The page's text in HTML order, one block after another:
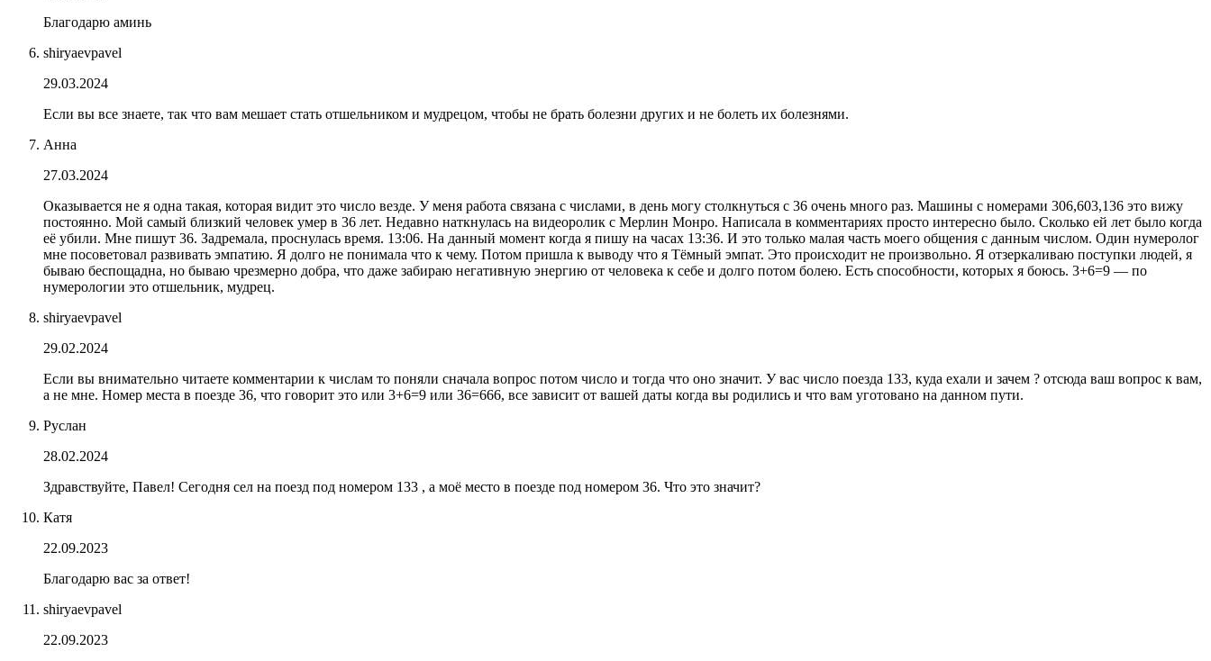
Благодарю аминь
shiryaevpavel
29.03.2024
Если вы все знаете, так что вам мешает стать отшельником и мудрецом, чтобы не брать болезни других и не болеть их болезнями.
Анна
27.03.2024
Оказывается не я одна такая, которая видит это число везде. У меня работа связана с числами, в день могу столкнуться с 36 очень много раз. Машины с номерами 306,603,136 это вижу
постоянно. Мой самый близкий человек умер в 36 лет. Недавно наткнулась на видеоролик с Мерлин Монро. Написала в комментариях просто интересно было. Сколько ей лет было когда
её убили. Мне пишут 36. Задремала, проснулась время. 13:06. На данный момент когда я пишу на часах 13:36. И это только малая часть моего общения с данным числом. Один нумеролог
мне посоветовал развивать эмпатию. Я долго не понимала что к чему. Потом пришла к выводу что я Тёмный эмпат. Это происходит не произвольно. Я отзеркаливаю поступки людей, я
бываю беспощадна, но бываю чрезмерно добра, что даже забираю негативную энергию от человека к себе и долго потом болею. Есть способности, которых я боюсь. 3+6=9 — по
нумерологии это отшельник, мудрец.
shiryaevpavel
29.02.2024
Если вы внимательно читаете комментарии к числам то поняли сначала вопрос потом число и тогда что оно значит. У вас число поезда 133, куда ехали и зачем ? отсюда ваш вопрос к вам,
а не мне. Номер места в поезде 36, что говорит это или 3+6=9 или 36=666, все зависит от вашей даты когда вы родились и что вам уготовано на данном пути.
Руслан
28.02.2024
Здравствуйте, Павел! Сегодня сел на поезд под номером 133 , а моё место в поезде под номером 36. Что это значит?
Катя
22.09.2023
Благодарю вас за ответ!
shiryaevpavel
22.09.2023